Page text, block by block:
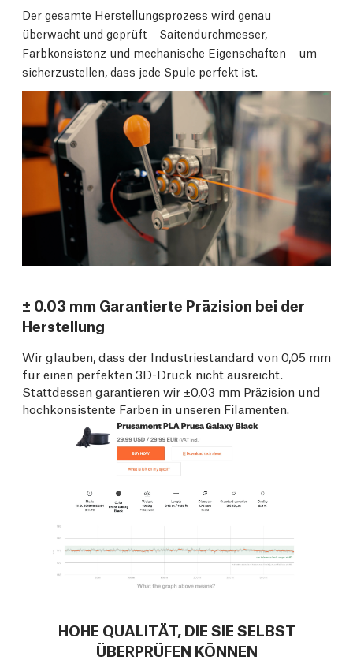
Der gesamte Herstellungsprozess wird genau
überwacht und geprüft – Saitendurchmesser,
Farbkonsistenz und mechanische Eigenschaften – um
sicherzustellen, dass jede Spule perfekt ist.
± 0.03 mm Garantierte Präzision bei der
Herstellung
Wir glauben, dass der Industriestandard von 0,05 mm
für einen perfekten 3D-Druck nicht ausreicht.
Stattdessen garantieren wir ±0,03 mm Präzision und
hochkonsistente Farben in unseren Filamenten.
HOHE QUALITÄT, DIE SIE SELBST
ÜBERPRÜFEN KÖNNEN